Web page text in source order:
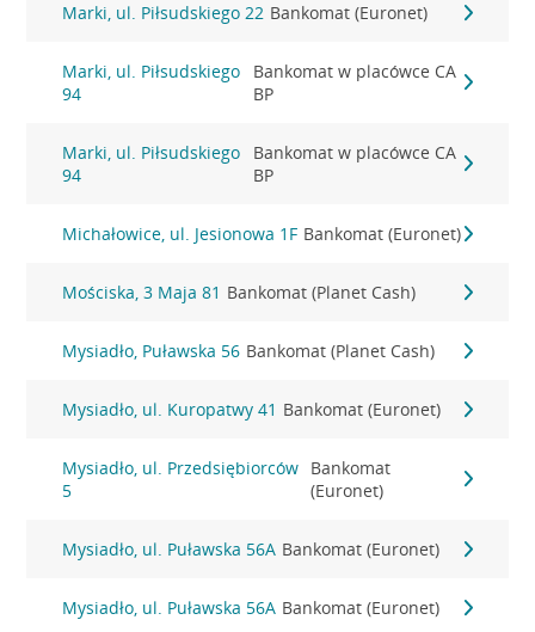
Marki, ul. Piłsudskiego 22 Bankomat (Euronet)
Marki, ul. Piłsudskiego
94
Bankomat w placówce CA
BP
Marki, ul. Piłsudskiego
94
Bankomat w placówce CA
BP
Michałowice, ul. Jesionowa 1F Bankomat (Euronet)
Mościska, 3 Maja 81 Bankomat (Planet Cash)
Mysiadło, Puławska 56 Bankomat (Planet Cash)
Mysiadło, ul. Kuropatwy 41 Bankomat (Euronet)
Mysiadło, ul. Przedsiębiorców
5
Bankomat
(Euronet)
Mysiadło, ul. Puławska 56A Bankomat (Euronet)
Mysiadło, ul. Puławska 56A Bankomat (Euronet)